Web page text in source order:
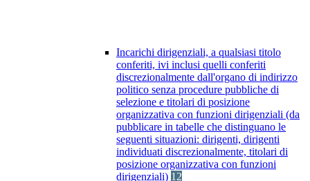
Incarichi dirigenziali, a qualsiasi titolo
conferiti, ivi inclusi quelli conferiti
discrezionalmente dall'organo di indirizzo
politico senza procedure pubbliche di
selezione e titolari di posizione
organizzativa con funzioni dirigenziali (da
pubblicare in tabelle che distinguano le
seguenti situazioni: dirigenti, dirigenti
individuati discrezionalmente, titolari di
posizione organizzativa con funzioni
dirigenziali) 12